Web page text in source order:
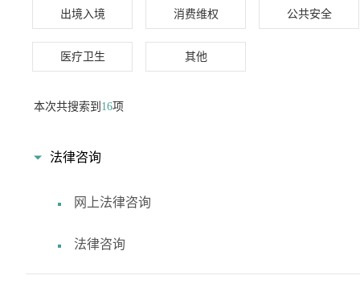
出境入境 消费维权 公共安全
医疗卫生 其他
本次共搜索到 16项